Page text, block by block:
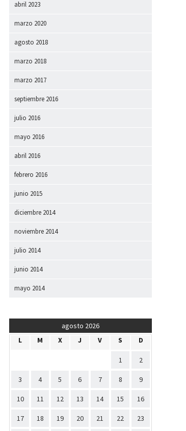
abril 2023
marzo 2020
agosto 2018
marzo 2018
marzo 2017
septiembre 2016
julio 2016
mayo 2016
abril 2016
febrero 2016
junio 2015
diciembre 2014
noviembre 2014
julio 2014
junio 2014
mayo 2014
agosto 2026
L
M X J V S D
1 2
3 4 5 6 7 8 9
10 11 12 13 14 15 16
17 18 19 20 21 22 23